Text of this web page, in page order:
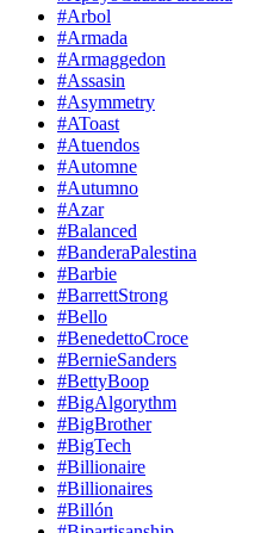
#Arbol
#Armada
#Armaggedon
#Assasin
#Asymmetry
#AToast
#Atuendos
#Automne
#Autumno
#Azar
#Balanced
#BanderaPalestina
#Barbie
#BarrettStrong
#Bello
#BenedettoCroce
#BernieSanders
#BettyBoop
#BigAlgorythm
#BigBrother
#BigTech
#Billionaire
#Billionaires
#Billón